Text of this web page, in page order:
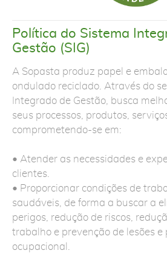
Política do Sistema
Gestão (SIG)
A Sopasta produz papel e
ondulado reciclado. Através do
Integrado de Gestão, busca
seus processos, produtos,
comprometendo-se em:
• Atender as necessidades e
clientes.
• Proporcionar condições de
saudáveis, de forma a buscar a
perigos, redução de riscos,
trabalho e prevenção de lesões
ocupacional.